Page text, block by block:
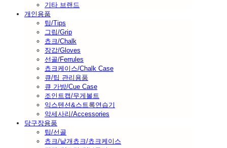
기타 브랜드
개인용품
팁/Tips
그립/Grip
쵸크/Chalk
장갑/Gloves
선골/Ferrules
쵸크케이스/Chalk Case
큐/팁 관리용품
큐 가방/Cue Case
조인트캡/무게볼트
익스텐션&스트록연습기
악세사리/Accessories
당구장용품
팁/선골
쵸크/낱개쵸크/쵸크케이스